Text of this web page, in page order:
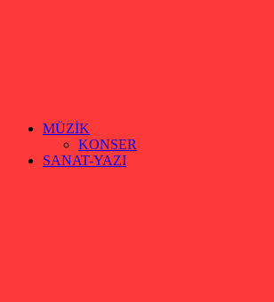
MÜZİK
KONSER
SANAT-YAZI